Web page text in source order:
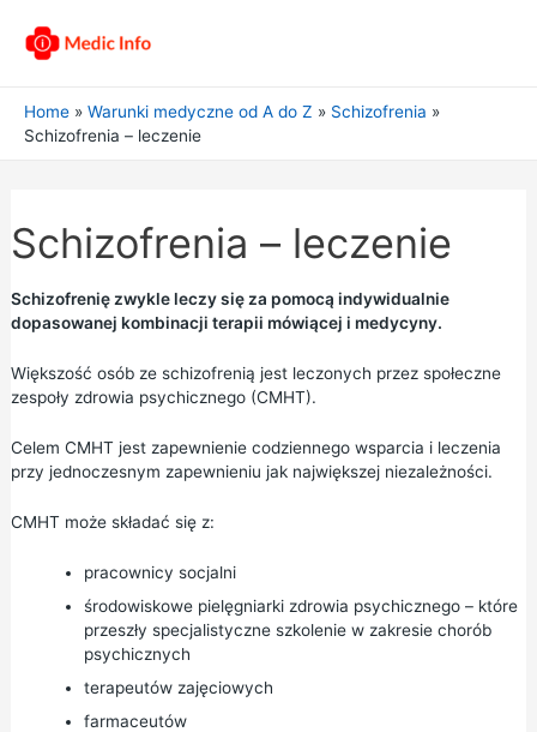
Home Warunki medyczne od A do Z
Schizofrenia
Schizofrenia – leczenie
Schizofrenia – leczenie
Schizofrenię zwykle leczy się za pomocą indywidualnie
dopasowanej kombinacji terapii mówiącej i medycyny.
Większość osób ze schizofrenią jest leczonych przez społeczne
zespoły zdrowia psychicznego (CMHT).
Celem CMHT jest zapewnienie codziennego wsparcia i leczenia
przy jednoczesnym zapewnieniu jak największej niezależności.
CMHT może składać się z:
pracownicy socjalni
środowiskowe pielęgniarki zdrowia psychicznego – które
przeszły specjalistyczne szkolenie w zakresie chorób
psychicznych
terapeutów zajęciowych
farmaceutów